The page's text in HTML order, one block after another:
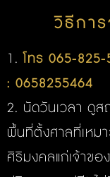
วิธีกา
1.โทร 065-
: 0658255464
2. นัดวันเวลา ดูส
พื้นที่ตั้งศาลที่เหม
ศิริมงคลแก่เจ้าขอ